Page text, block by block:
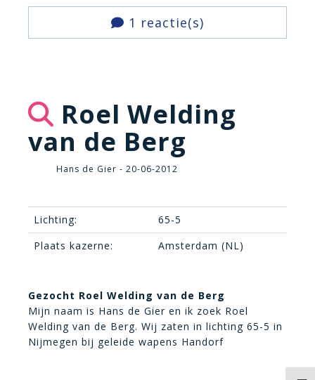
1 reactie(s)
Roel Welding
van de Berg
Hans de Gier - 20-06-2012
Lichting:
65-5
Plaats kazerne:
Amsterdam (NL)
Gezocht Roel Welding van de Berg
Mijn naam is Hans de Gier en ik zoek Roel
Welding van de Berg. Wij zaten in lichting 65-5 in
Nijmegen bij geleide wapens Handorf